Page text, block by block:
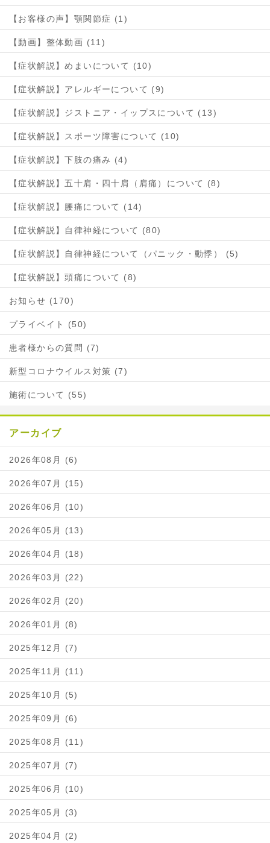
【お客様の声】顎関節症 (1)
【動画】整体動画 (11)
【症状解説】めまいについて (10)
【症状解説】アレルギーについて (9)
【症状解説】ジストニア・イップスについて (13)
【症状解説】スポーツ障害について (10)
【症状解説】下肢の痛み (4)
【症状解説】五十肩・四十肩（肩痛）について (8)
【症状解説】腰痛について (14)
【症状解説】自律神経について (80)
【症状解説】自律神経について（パニック・動悸） (5)
【症状解説】頭痛について (8)
お知らせ (170)
プライベイト (50)
患者様からの質問 (7)
新型コロナウイルス対策 (7)
施術について (55)
アーカイブ
2026年08月 (6)
2026年07月 (15)
2026年06月 (10)
2026年05月 (13)
2026年04月 (18)
2026年03月 (22)
2026年02月 (20)
2026年01月 (8)
2025年12月 (7)
2025年11月 (11)
2025年10月 (5)
2025年09月 (6)
2025年08月 (11)
2025年07月 (7)
2025年06月 (10)
2025年05月 (3)
2025年04月 (2)